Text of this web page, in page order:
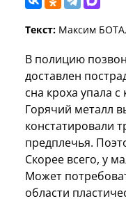
Текст: Максим
В полицию
доставлен
сна кроха упала
Горячий металл
констатировали
предплечья.
Скорее всего, у
Может
области